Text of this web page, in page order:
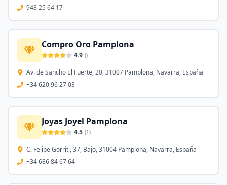
948 25 64 17
Compro Oro Pamplona
4.9 ()
Av. de Sancho El Fuerte, 20, 31007 Pamplona, Navarra, España
+34 620 96 27 03
Joyas Joyel Pamplona
4.5 (1)
C. Felipe Gorriti, 37, Bajo, 31004 Pamplona, Navarra, España
+34 686 84 67 64